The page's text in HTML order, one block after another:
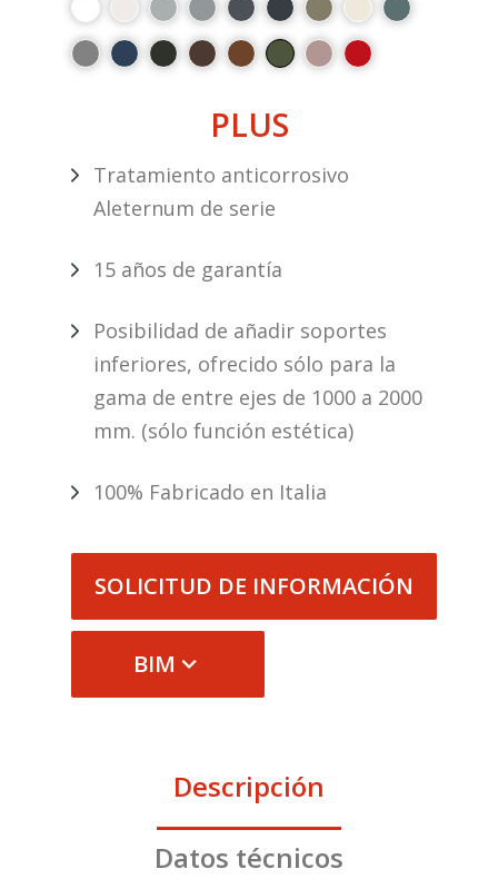
PLUS
Tratamiento anticorrosivo
Aleternum de serie
15 años de garantía
Posibilidad de añadir soportes
inferiores, ofrecido sólo para la
gama de entre ejes de 1000 a 2000
mm. (sólo función estética)
100% Fabricado en Italia
SOLICITUD DE INFORMACIÓN
BIM
Descripción
Datos técnicos